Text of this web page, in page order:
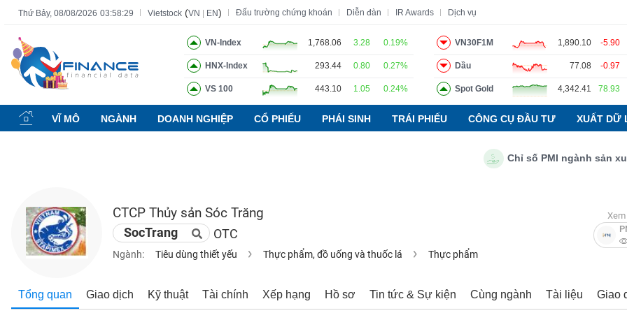
Thứ Bảy, 08/08/2026 03:58:30 Vietstock (VN EN) Đấu trường chứng khoán Diễn đàn IR Awards Dịch vụ
VN-Index 1,768.06 3.28 0.19%
HNX-Index 293.44 0.80 0.27%
VS 100 443.10 1.05 0.24%
VN30F1M 1,890.10 -5.90
Dầu 77.08 -0.97
Spot Gold 4,342.41 78.93
VĨ MÔ NGÀNH DOANH NGHIỆP CỔ PHIẾU PHÁI SINH TRÁI PHIẾU CÔNG CỤ ĐẦU TƯ XUẤT DỮ
Chỉ số PMI ngành sản xuất
CTCP Thủy sản Sóc Trăng
SocTrang OTC
Ngành: Tiêu dùng thiết yếu Thực phẩm, đồ uống và thuốc lá Thực phẩm
Tổng quan Giao dịch Kỹ thuật Tài chính Xếp hạng Hồ sơ Tin tức & Sự kiện Cùng ngành Tài liệu Giao
Tất cả Tính năng Ngành Mã chứng khoán Lãnh đạo Báo cáo phân tích Thuật ngữ
Tính
năng
(-)
CHỨNG
KHOÁN
NGHIỆP